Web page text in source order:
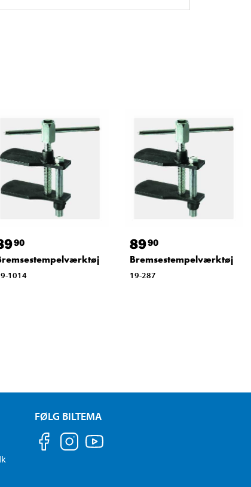
90
1014
8990
Bremsestempelværktøj
19-287
FØLG BILTEMA